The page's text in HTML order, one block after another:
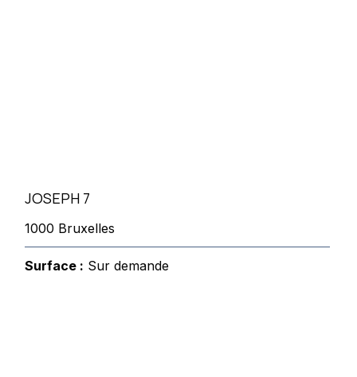
JOSEPH 7
1000 Bruxelles
Surface : Sur demande